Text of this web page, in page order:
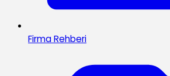
Firma Rehberi